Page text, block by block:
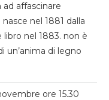
affascinare
nel 1881 dalla
libro nel 1883. non è
un’anima di legno
ore 15.30